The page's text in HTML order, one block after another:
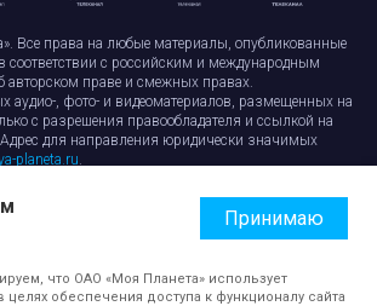
Все права на любые материалы, опубликованные
соответствии с российским и международным
авторском праве и смежных правах.
аудио-, фото- и видеоматериалов, размещенных на
с разрешения правообладателя и ссылкой на
для направления юридически значимых
planeta.ru.
с cookie-файлами
данных
Обработка персональных данных
Принимаю
что ОАО «Моя Планета» использует
целях обеспечения доступа к функционалу сайта